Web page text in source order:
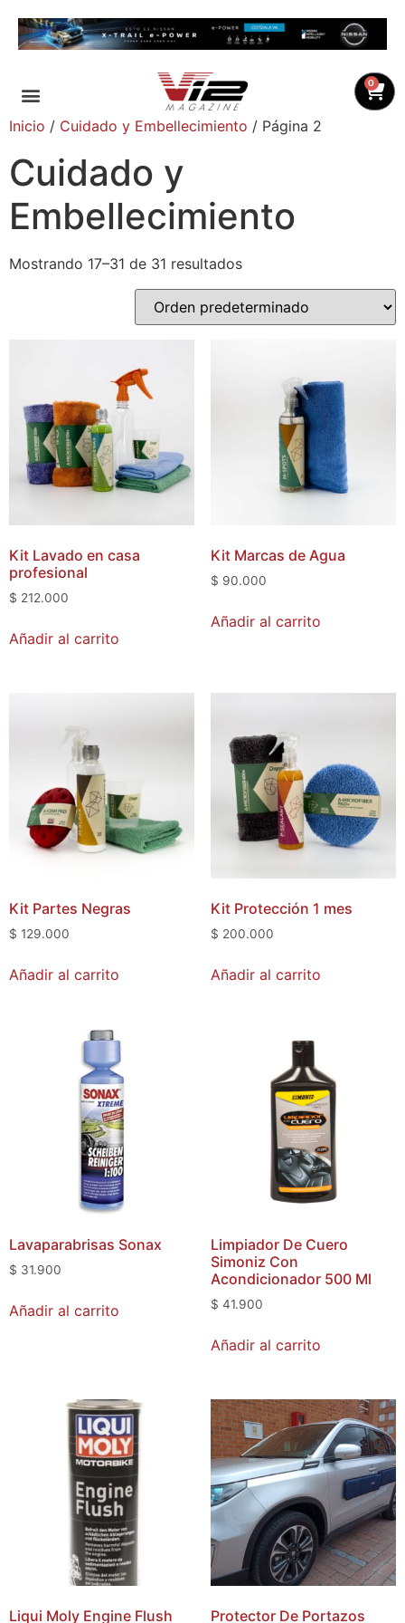
0
Inicio / Cuidado y Embellecimiento / Página 2
Cuidado y
Embellecimiento
Mostrando 17–31 de 31 resultados
Kit Lavado en casa
profesional
$ 212.000
Añadir al carrito
Kit Marcas de Agua
$ 90.000
Añadir al carrito
Kit Partes Negras
$ 129.000
Añadir al carrito
Kit Protección 1 mes
$ 200.000
Añadir al carrito
Lavaparabrisas Sonax
$ 31.900
Añadir al carrito
Limpiador De Cuero
Simoniz Con
Acondicionador 500 Ml
$ 41.900
Añadir al carrito
Liqui Moly Engine Flush Protector De Portazos